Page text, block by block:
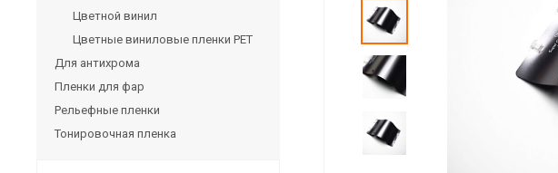
Цветной винил
Цветные виниловые пленки PET
Для антихрома
Пленки для фар
Рельефные пленки
Тонировочная пленка